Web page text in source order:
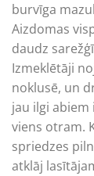
burvīga
Aizdomas
daudz
Izmeklētāji
noklusē, un
jau ilgi
viens otram.
spriedzes
atklāj